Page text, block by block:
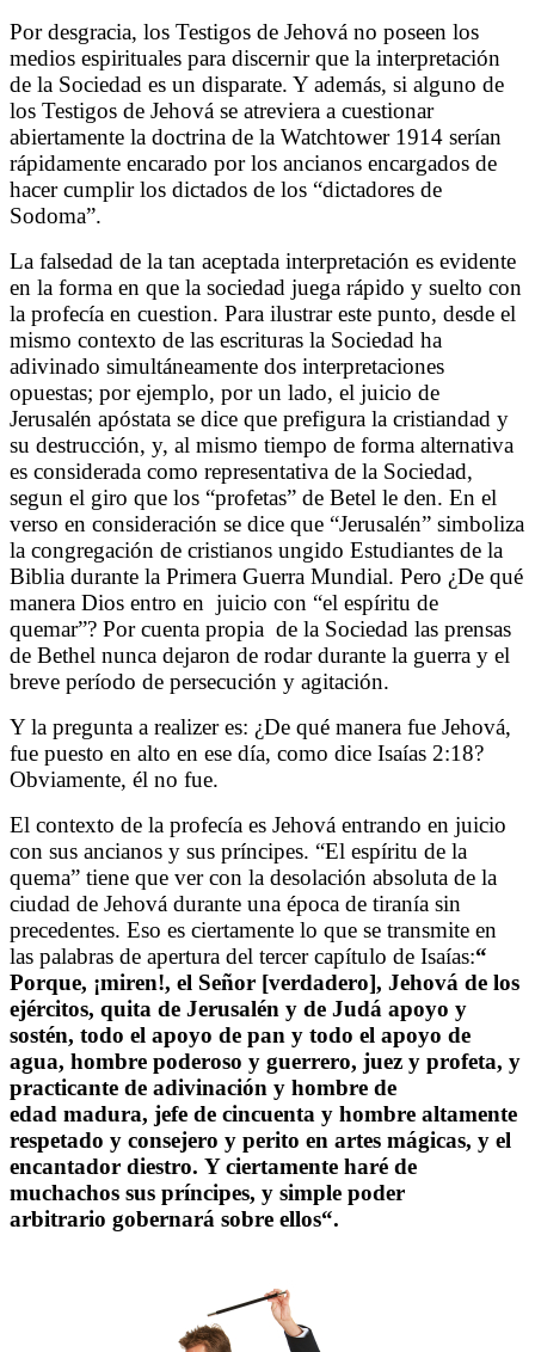
Por desgracia, los Testigos de Jehová no poseen los
medios espirituales para discernir que la interpretación
de la Sociedad es un disparate. Y además, si alguno de
los Testigos de Jehová se atreviera a cuestionar
abiertamente la doctrina de la Watchtower 1914 serían
rápidamente encarado por los ancianos encargados de
hacer cumplir los dictados de los “dictadores de
Sodoma”.
La falsedad de la tan aceptada interpretación es evidente
en la forma en que la sociedad juega rápido y suelto con
la profecía en cuestion. Para ilustrar este punto, desde el
mismo contexto de las escrituras la Sociedad ha
adivinado simultáneamente dos interpretaciones
opuestas; por ejemplo, por un lado, el juicio de
Jerusalén apóstata se dice que prefigura la cristiandad y
su destrucción, y, al mismo tiempo de forma alternativa
es considerada como representativa de la Sociedad,
segun el giro que los “profetas” de Betel le den. En el
verso en consideración se dice que “Jerusalén” simboliza
la congregación de cristianos ungido Estudiantes de la
Biblia durante la Primera Guerra Mundial. Pero ¿De qué
manera Dios entro en juicio con “el espíritu de
quemar”? Por cuenta propia de la Sociedad las prensas
de Bethel nunca dejaron de rodar durante la guerra y el
breve período de persecución y agitación.
Y la pregunta a realizer es: ¿De qué manera fue Jehová,
fue puesto en alto en ese día, como dice Isaías 2:18?
Obviamente, él no fue.
El contexto de la profecía es Jehová entrando en juicio
con sus ancianos y sus príncipes. “El espíritu de la
quema” tiene que ver con la desolación absoluta de la
ciudad de Jehová durante una época de tiranía sin
precedentes. Eso es ciertamente lo que se transmite en
las palabras de apertura del tercer capítulo de Isaías:“
Porque, ¡miren!, el Señor [verdadero], Jehová de los
ejércitos, quita de Jerusalén y de Judá apoyo y
sostén, todo el apoyo de pan y todo el apoyo de
agua, hombre poderoso y guerrero, juez y profeta, y
practicante de adivinación y hombre de
edad madura, jefe de cincuenta y hombre altamente
respetado y consejero y perito en artes mágicas, y el
encantador diestro. Y ciertamente haré de
muchachos sus príncipes, y simple poder
arbitrario gobernará sobre ellos“.